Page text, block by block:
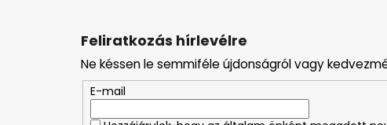
Feliratkozás hírlevélre
Ne késsen le semmiféle újdonságról vagy
E-mail